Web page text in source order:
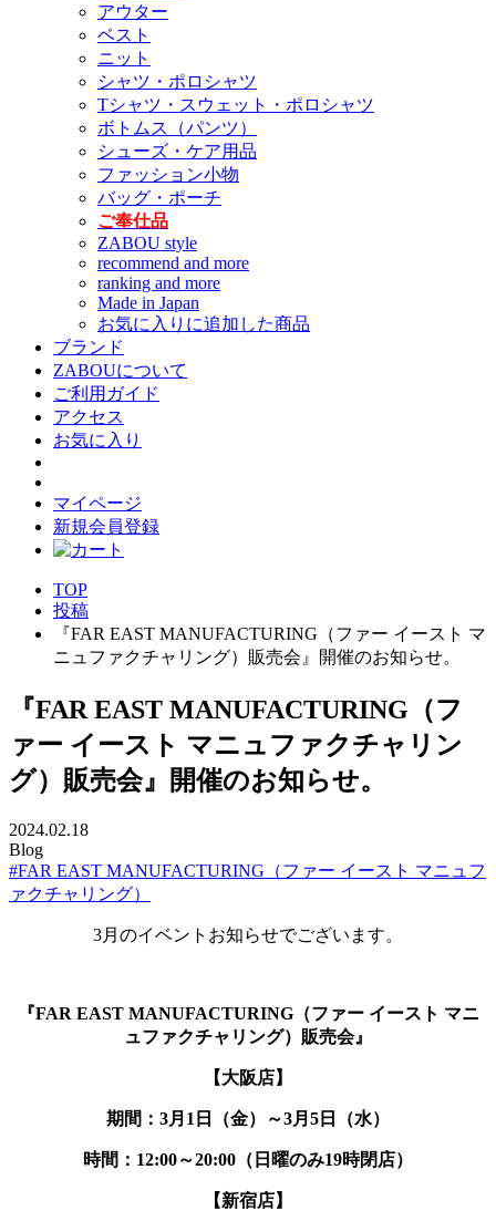
アウター
ベスト
ニット
シャツ・ポロシャツ
Tシャツ・スウェット・ポロシャツ
ボトムス（パンツ）
シューズ・ケア用品
ファッション小物
バッグ・ポーチ
ご奉仕品
ZABOU style
recommend and more
ranking and more
Made in Japan
お気に入りに追加した商品
ブランド
ZABOUについて
ご利用ガイド
アクセス
お気に入り
マイページ
新規会員登録
TOP
投稿
『FAR EAST MANUFACTURING（ファー イースト マ
ニュファクチャリング）販売会』開催のお知らせ。
『FAR EAST MANUFACTURING（フ
ァー イースト マニュファクチャリン
グ）販売会』開催のお知らせ。
2024.02.18
Blog
#FAR EAST MANUFACTURING（ファー イースト マニュフ
ァクチャリング）
3月のイベントお知らせでございます。
『FAR EAST MANUFACTURING（ファー イースト マニ
ュファクチャリング）販売会』
【大阪店】
期間：3月1日（金）～3月5日（水）
時間：12:00～20:00（日曜のみ19時閉店）
【新宿店】